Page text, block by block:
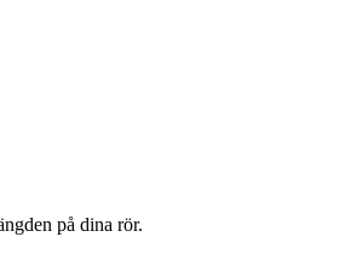
på dina rör.